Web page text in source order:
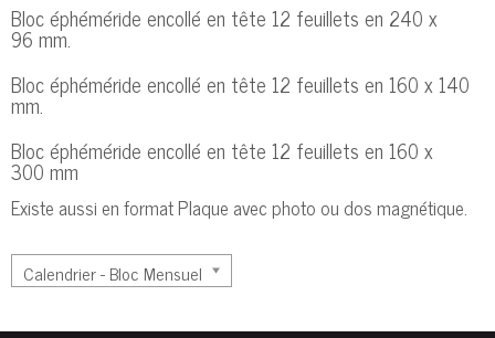
Bloc éphéméride encollé en tête 12 feuillets en 240 x
96 mm.
Bloc éphéméride encollé en tête 12 feuillets en 160 x 140
mm.
Bloc éphéméride encollé en tête 12 feuillets en 160 x
300 mm
Existe aussi en format Plaque avec photo ou dos magnétique.